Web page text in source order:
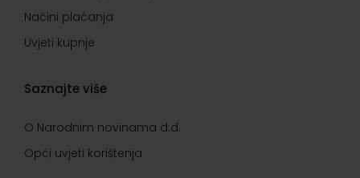
Načini plaćanja
Uvjeti kupnje
Saznajte više
O Narodnim novinama d.d.
Opći uvjeti korištenja